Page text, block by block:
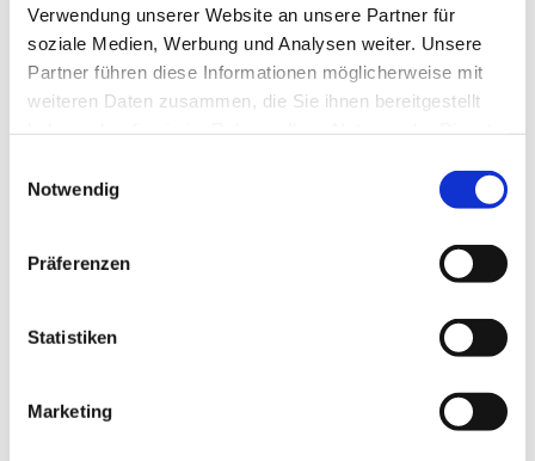
Verwendung unserer Website an unsere Partner für
soziale Medien, Werbung und Analysen weiter. Unsere
Partner führen diese Informationen möglicherweise mit
weiteren Daten zusammen, die Sie ihnen bereitgestellt
Notwendig
Präferenzen
Statistiken
Marketing